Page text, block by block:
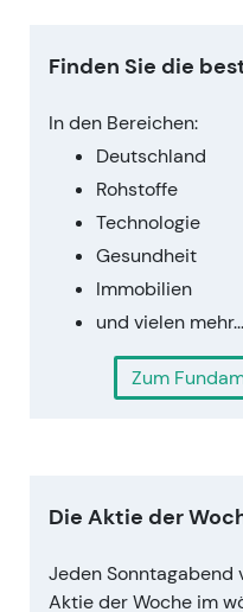
Finden Sie die
In den Bereichen:
Deutschland
Rohstoffe
Technologie
Gesundheit
Immobilien
und vielen mehr...
Zum
Die Aktie der
Jeden Sonntagabend
Aktie der Woche im